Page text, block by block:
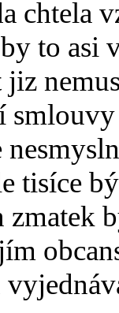
chtela
to asi
tisíce